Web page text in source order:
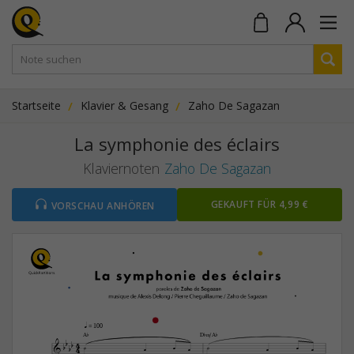
Startseite Klavier & Gesang Zaho De Sagazan
La symphonie des éclairs
Klaviernoten Zaho De Sagazan
VORSCHAU ANHÖREN GEKAUFT FÜR 4,99 €
A¨ D¨‹/A¨
q = 100
4
4
        